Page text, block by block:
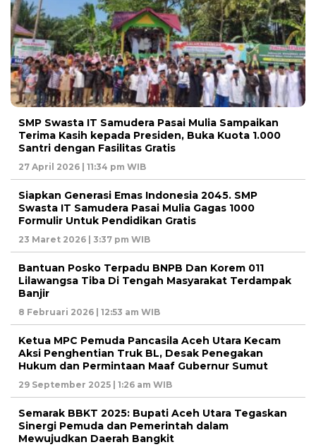
SMP Swasta IT Samudera Pasai Mulia Sampaikan
Terima Kasih kepada Presiden, Buka Kuota 1.000
Santri dengan Fasilitas Gratis
27 April 2026 | 11:34 pm WIB
Siapkan Generasi Emas Indonesia 2045. SMP
Swasta IT Samudera Pasai Mulia Gagas 1000
Formulir Untuk Pendidikan Gratis
23 Maret 2026 | 3:37 pm WIB
Bantuan Posko Terpadu BNPB Dan Korem 011
Lilawangsa Tiba Di Tengah Masyarakat Terdampak
Banjir
8 Februari 2026 | 12:53 am WIB
Ketua MPC Pemuda Pancasila Aceh Utara Kecam
Aksi Penghentian Truk BL, Desak Penegakan
Hukum dan Permintaan Maaf Gubernur Sumut
29 September 2025 | 1:26 am WIB
Semarak BBKT 2025: Bupati Aceh Utara Tegaskan
Sinergi Pemuda dan Pemerintah dalam
Mewujudkan Daerah Bangkit